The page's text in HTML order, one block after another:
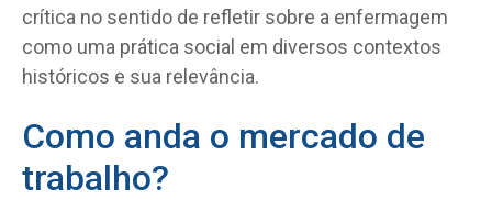
crítica no sentido de refletir sobre a enfermagem
como uma prática social em diversos contextos
históricos e sua relevância.
Como anda o mercado de
trabalho?